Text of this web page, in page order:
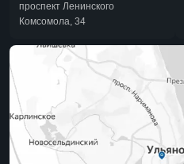
проспект Ленинского
Комсомола, 34